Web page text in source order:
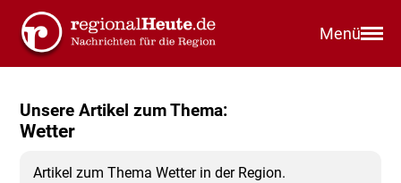
Menü
Unsere Artikel zum Thema:
Wetter
Artikel zum Thema Wetter in der Region.